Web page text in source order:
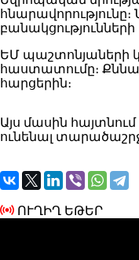
ԵՄ պաշտոնյաների
հաստատումը։
հարցերին։
Այս մասին
ունենալ
ՈՒՂԻՂ ԵԹԵՐ